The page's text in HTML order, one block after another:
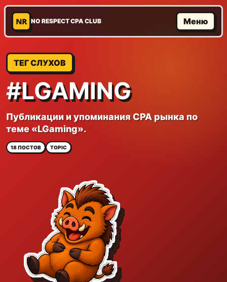
NR NO RESPECT CPA CLUB Меню
ТЕГ СЛУХОВ
#LGAMING
Публикации и упоминания CPA рынка по
теме «LGaming».
18 ПОСТОВ TOPIC